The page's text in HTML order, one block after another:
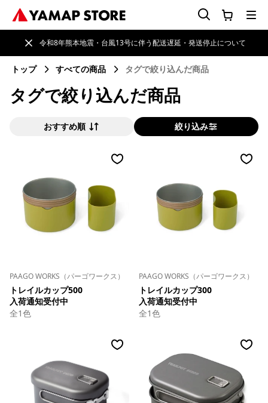
令和8年熊本地震・台風13号に伴う配送遅延・発送停止について
トップ すべての商品 タグで絞り込んだ商品
タグで絞り込んだ商品
おすすめ順 絞り込み
PAAGO WORKS（パーゴワークス）
トレイルカップ500
入荷通知受付中
全1色
PAAGO WORKS（パーゴワークス）
トレイルカップ300
入荷通知受付中
全1色